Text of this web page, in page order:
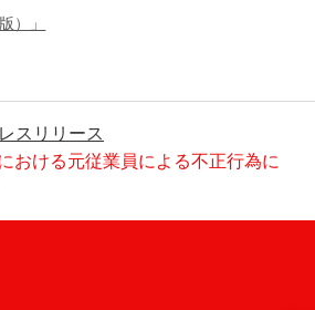
）」
スリリース
おける元従業員による不正行為に